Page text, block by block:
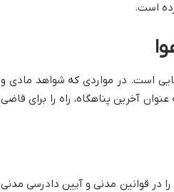
است.
است. در مواردی که شواهد مادی و
آخرین پناهگاه، راه را برای قاضی
در قوانین مدنی و آیین دادرسی مدنی